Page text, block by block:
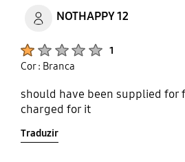
NOTHAPPY 12
1
Cor : Branca
should have been supplied for
charged for it
Traduzir